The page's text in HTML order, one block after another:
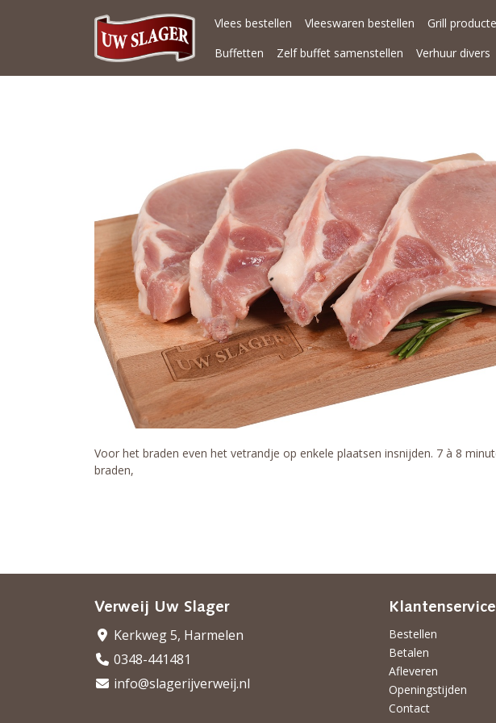
Vlees bestellen Vleeswaren bestellen Grill
Buffetten
Zelf buffet samenstellen Verhuur divers
Voor het braden even het vetrandje op enkele plaatsen insnijden. 7 à 8
braden,
Verweij Uw Slager
Kerkweg 5, Harmelen
0348-441481
info@slagerijverweij.nl
Klantenservice
Bestellen
Betalen
Afleveren
Openingstijden
Contact